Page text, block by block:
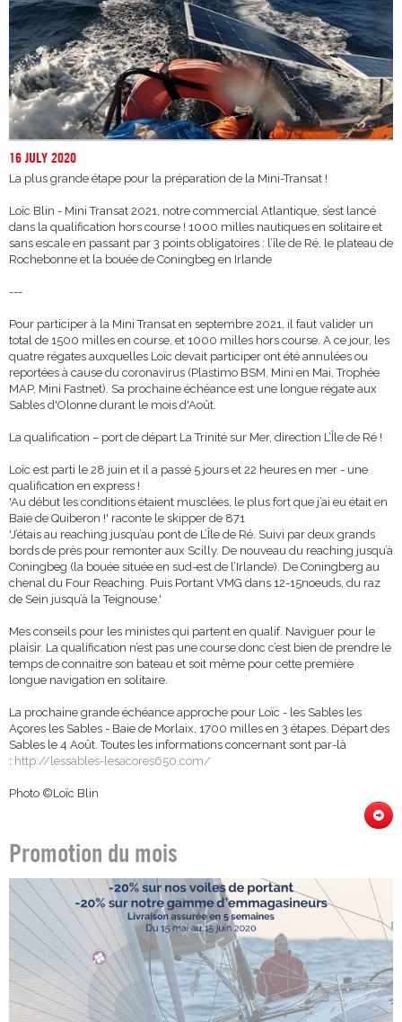
16 JULY 2020
La plus grande étape pour la préparation de la Mini-Transat !
Loïc Blin - Mini Transat 2021, notre commercial Atlantique, s’est lancé
dans la qualification hors course ! 1000 milles nautiques en solitaire et
sans escale en passant par 3 points obligatoires : l’île de Ré, le plateau de
Rochebonne et la bouée de Coningbeg en Irlande
---
Pour participer à la Mini Transat en septembre 2021, il faut valider un
total de 1500 milles en course, et 1000 milles hors course. A ce jour, les
quatre régates auxquelles Loïc devait participer ont été annulées ou
reportées à cause du coronavirus (Plastimo BSM, Mini en Mai, Trophée
MAP, Mini Fastnet). Sa prochaine échéance est une longue régate aux
Sables d'Olonne durant le mois d'Août.
La qualification – port de départ La Trinité sur Mer, direction L’Île de Ré !
Loïc est parti le 28 juin et il a passé 5 jours et 22 heures en mer - une
qualification en express !
'Au début les conditions étaient musclées, le plus fort que j’ai eu était en
Baie de Quiberon !' raconte le skipper de 871
'J’étais au reaching jusqu’au pont de L’Île de Ré. Suivi par deux grands
bords de près pour remonter aux Scilly. De nouveau du reaching jusqu’à
Coningbeg (la bouée située en sud-est de l’Irlande). De Coningberg au
chenal du Four Reaching. Puis Portant VMG dans 12-15noeuds, du raz
de Sein jusqu’à la Teignouse.'
Mes conseils pour les ministes qui partent en qualif. Naviguer pour le
plaisir. La qualification n’est pas une course donc c’est bien de prendre le
temps de connaitre son bateau et soit même pour cette première
longue navigation en solitaire.
La prochaine grande échéance approche pour Loïc - les Sables les
Açores les Sables - Baie de Morlaix, 1700 milles en 3 étapes. Départ des
Sables le 4 Août. Toutes les informations concernant sont par-là
: http://lessables-lesacores650.com/
Photo ©Loïc Blin
Promotion du mois